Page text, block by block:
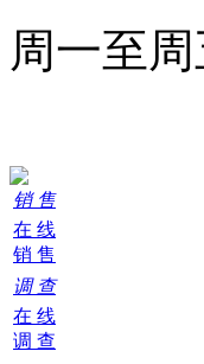
周一至
销 售
在 线
销 售
调 查
在 线
调 查